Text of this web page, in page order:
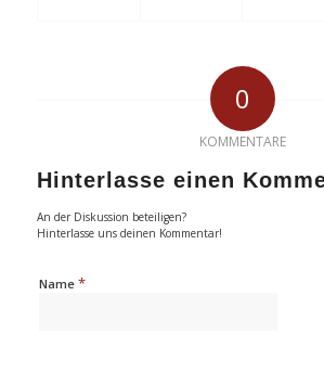
0
KOMMENTARE
Hinterlasse einen
An der Diskussion beteiligen?
Hinterlasse uns deinen Kommentar!
Name *